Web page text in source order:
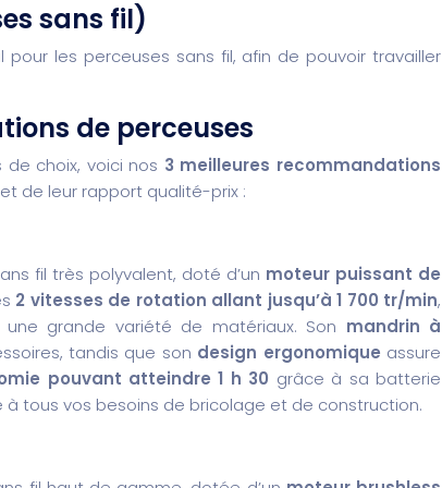
sans fil)
les perceuses sans fil, afin de pouvoir travailler
de perceuses
choix, voici nos 3 meilleures recommandations
de leur rapport qualité-prix :
fil très polyvalent, doté d’un moteur puissant de
2 vitesses de rotation allant jusqu’à 1 700 tr/min,
grande variété de matériaux. Son mandrin à
tandis que son design ergonomique assure
pouvant atteindre 1 h 30 grâce à sa batterie
tous vos besoins de bricolage et de construction.